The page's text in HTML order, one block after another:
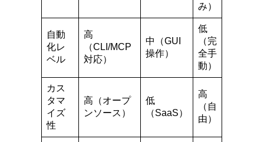
み）
自動
化レ
ベル
高
（CLI/MCP
対応）
中（GUI
操作）
低
（完
全手
動）
カス
タマ
イズ
性
高（オープ
ンソース）
低
（SaaS）
高
（自
由）